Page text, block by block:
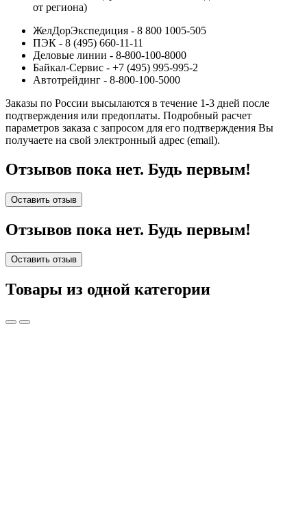
от региона)
ЖелДорЭкспедиция - 8 800 1005-505
ПЭК - 8 (495) 660-11-11
Деловые линии - 8-800-100-8000
Байкал-Сервис - +7 (495) 995-995-2
Автотрейдинг - 8-800-100-5000
Заказы по России высылаются в течение 1-3 дней после
подтверждения или предоплаты. Подробный расчет
параметров заказа с запросом для его подтверждения Вы
получаете на свой электронный адрес (email).
Отзывов пока нет. Будь первым!
Оставить отзыв
Отзывов пока нет. Будь первым!
Оставить отзыв
Товары из одной категории